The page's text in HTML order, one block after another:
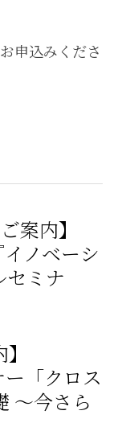
申込みくださ
案内】
ノベーシ
セミナ
「クロス
～今さら